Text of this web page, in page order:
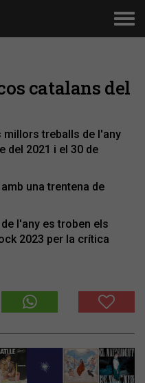
catalans del
millors treballs de l'any
del 2021 i el 30 de
una trentena de
l'any es troben els
2023 per la crítica